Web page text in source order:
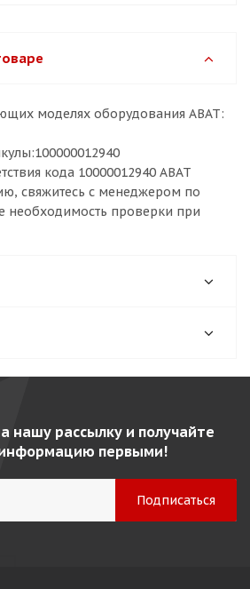
моделях оборудования ABAT:
кода 10000012940 ABAT
свяжитесь с менеджером по
необходимость проверки при
нашу рассылку и получайте
первыми!